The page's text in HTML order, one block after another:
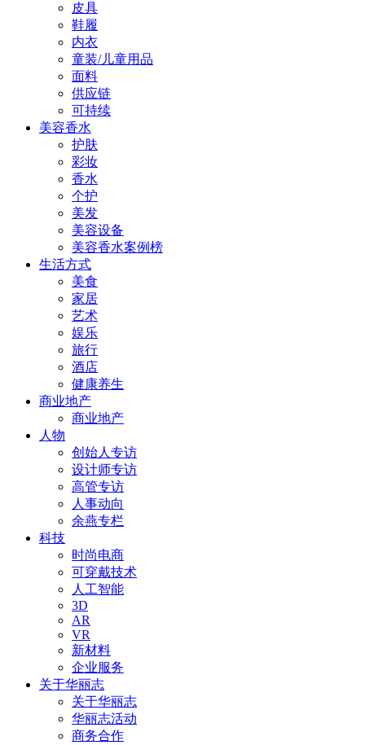
皮具
鞋履
内衣
童装/儿童用品
面料
供应链
可持续
美容香水
护肤
彩妆
香水
个护
美发
美容设备
美容香水案例榜
生活方式
美食
家居
艺术
娱乐
旅行
酒店
健康养生
商业地产
商业地产
人物
创始人专访
设计师专访
高管专访
人事动向
余燕专栏
科技
时尚电商
可穿戴技术
人工智能
3D
AR
VR
新材料
企业服务
关于华丽志
关于华丽志
华丽志活动
商务合作